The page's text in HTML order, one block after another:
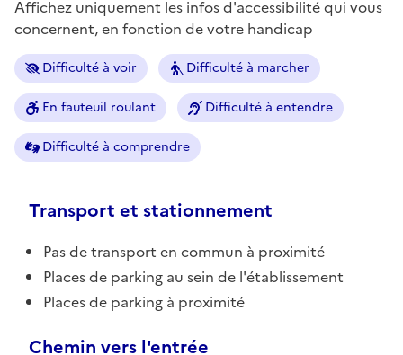
Affichez uniquement les infos d'accessibilité qui vous
concernent, en fonction de votre handicap
Difficulté à voir Difficulté à marcher
En fauteuil roulant Difficulté à entendre
Difficulté à comprendre
Transport et stationnement
Pas de transport en commun à proximité
Places de parking au sein de l'établissement
Places de parking à proximité
Chemin vers l'entrée